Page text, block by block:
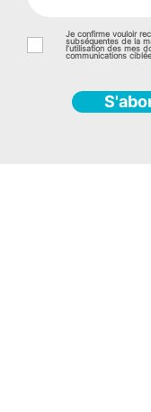
Je confirme vouloir
subséquentes de la
l’utilisation des mes
communications